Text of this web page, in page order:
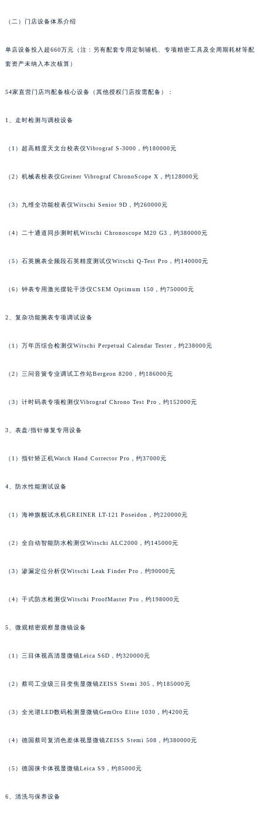
（二）门店设备体系介绍
单店设备投入超660万元（注：另有配套专用定制辅机、专项精密工具及全周期耗材等配
套资产未纳入本次核算）
54家直营门店均配备核心设备（其他授权门店按需配备）：
1、走时检测与调校设备
（1）超高精度天文台校表仪Vibrograf S-3000，约180000元
（2）机械表校表仪Greiner Vibrograf ChronoScope X，约128000元
（3）九维全功能校表仪Witschi Senior 9D，约260000元
（4）二十通道同步测时机Witschi Chronoscope M20 G3，约380000元
（5）石英腕表全频段石英精度测试仪Witschi Q-Test Pro，约140000元
（6）钟表专用激光摆轮干涉仪CSEM Optimum 150，约750000元
2、复杂功能腕表专项调试设备
（1）万年历综合检测仪Witschi Perpetual Calendar Tester，约238000元
（2）三问音簧专业调试工作站Bergeon 8200，约186000元
（3）计时码表专项检测仪Vibrograf Chrono Test Pro，约152000元
3、表盘/指针修复专用设备
（1）指针矫正机Watch Hand Corrector Pro，约37000元
4、防水性能测试设备
（1）海神旗舰试水机GREINER LT-121 Poseidon，约220000元
（2）全自动智能防水检测仪Witschi ALC2000，约145000元
（3）渗漏定位分析仪Witschi Leak Finder Pro，约90000元
（4）干式防水检测仪Witschi ProofMaster Pro，约198000元
5、微观精密观察显微镜设备
（1）三目体视高清显微镜Leica S6D，约320000元
（2）蔡司工业级三目变焦显微镜ZEISS Stemi 305，约185000元
（3）全光谱LED数码检测显微镜GemOro Elite 1030，约4200元
（4）德国蔡司复消色差体视显微镜ZEISS Stemi 508，约380000元
（5）德国徕卡体视显微镜Leica S9，约85000元
6、清洗与保养设备